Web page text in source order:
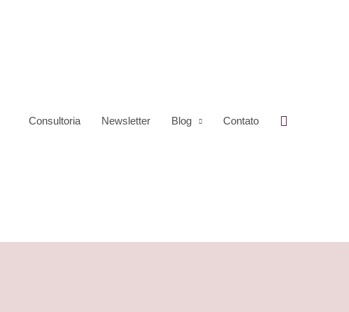
Consultoria Newsletter Blog Contato Pesquisar